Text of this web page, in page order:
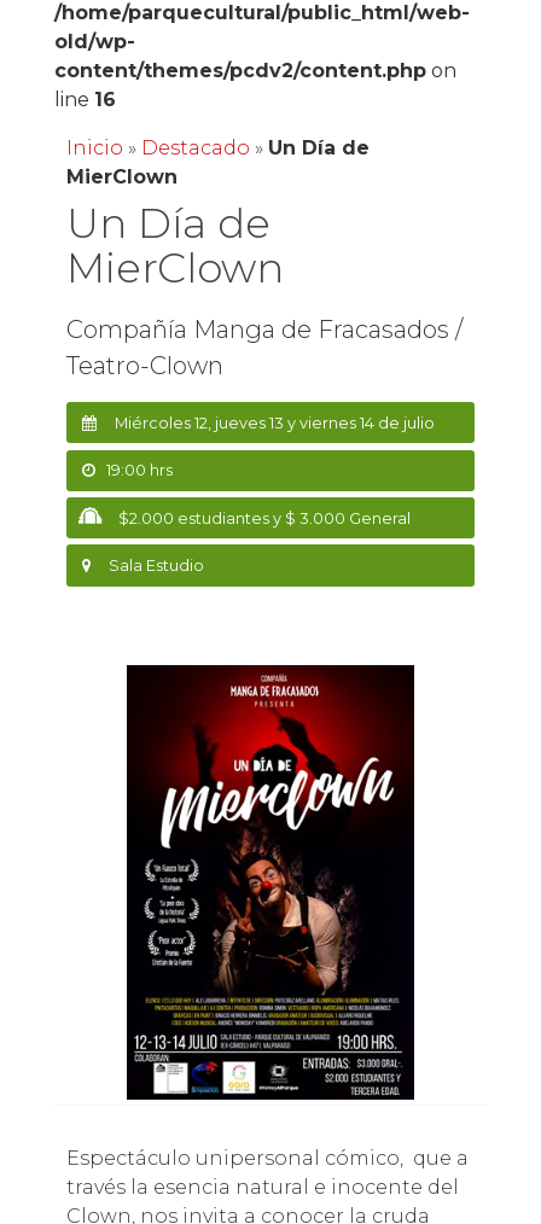
/home/parquecultural/public_html/web-
old/wp-
content/themes/pcdv2/content.phpon
line 16
Inicio » Destacado » Un Día de
MierClown
Un Día de
MierClown
Compañía Manga de Fracasados /
Teatro-Clown
Miércoles 12, jueves 13 y viernes 14 de julio
19:00 hrs
$2.000 estudiantes y $ 3.000 General
Sala Estudio
Espectáculo unipersonal cómico, que a
través la esencia natural e inocente del
Clown, nos invita a conocer la cruda